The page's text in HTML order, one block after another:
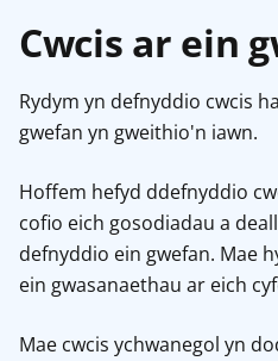
Cwcis ar ein
Rydym yn defnyddio cwcis
gwefan yn gweithio'n iawn.
Hoffem hefyd ddefnyddio
cofio eich gosodiadau a
defnyddio ein gwefan. Mae
ein gwasanaethau ar eich
Mae cwcis ychwanegol yn